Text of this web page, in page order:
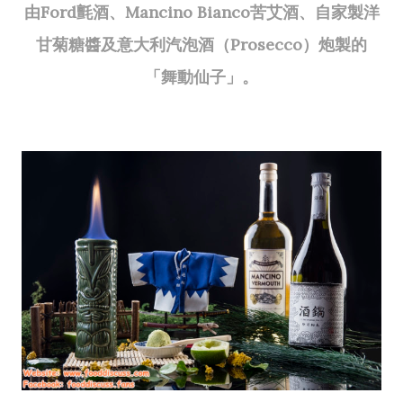
由Ford氈酒、Mancino Bianco苦艾酒、自家製洋
甘菊糖醬及意大利汽泡酒（Prosecco）炮製的
「舞動仙子」。